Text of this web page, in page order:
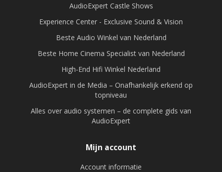
AudioExpert Castle Shows
Experience Center - Exclusive Sound & Vision
Beste Audio Winkel van Nederland
Beste Home Cinema Specialist van Nederland
High-End Hifi Winkel Nederland
AudioExpert in de Media – Onafhankelijk erkend op
topniveau
Alles over audio systemen – de complete gids van
AudioExpert
Mijn account
Account informatie